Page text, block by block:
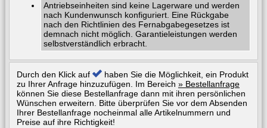
Antriebseinheiten sind keine Lagerware und werden
nach Kundenwunsch konfiguriert. Eine Rückgabe
nach den Richtlinien des Fernabgabegesetzes ist
demnach nicht möglich. Garantieleistungen werden
selbstverständlich erbracht.
Durch den Klick auf
haben Sie die Möglichkeit, ein Produkt
zu Ihrer Anfrage hinzuzufügen. Im Bereich » Bestellanfrage
können Sie diese Bestellanfrage dann mit ihren persönlichen
Wünschen erweitern. Bitte überprüfen Sie vor dem Absenden
Ihrer Bestellanfrage nocheinmal alle Artikelnummern und
Preise auf ihre Richtigkeit!